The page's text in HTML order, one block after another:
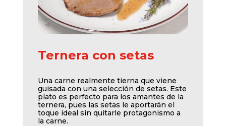
Ternera con setas
Una carne realmente tierna que viene
guisada con una selección de setas. Este
plato es perfecto para los amantes de la
ternera, pues las setas le aportarán el
toque ideal sin quitarle protagonismo a
la carne.